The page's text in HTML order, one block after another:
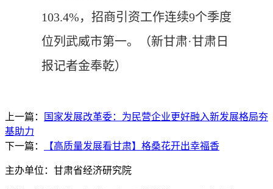
103.4%，招商引资工作连续9个季度
位列武威市第一。
（新甘肃·甘肃日
报记者金奉乾）
上一篇：
国家发展改革委：为民营企业更好融入新发展格局夯
基助力
下一篇：
【高质量发展看甘肃】格桑花开出幸福香
主办单位：甘肃省经济研究院